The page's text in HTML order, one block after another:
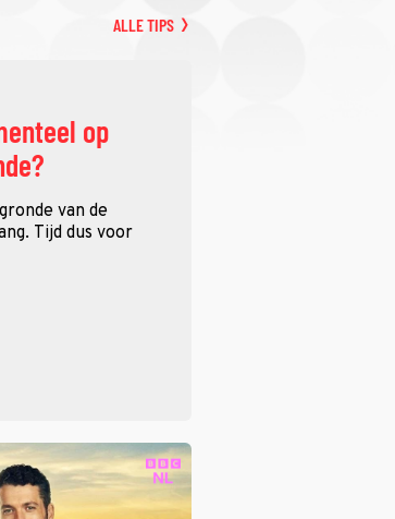
ALLE TIPS
op
van de
Tijd dus voor